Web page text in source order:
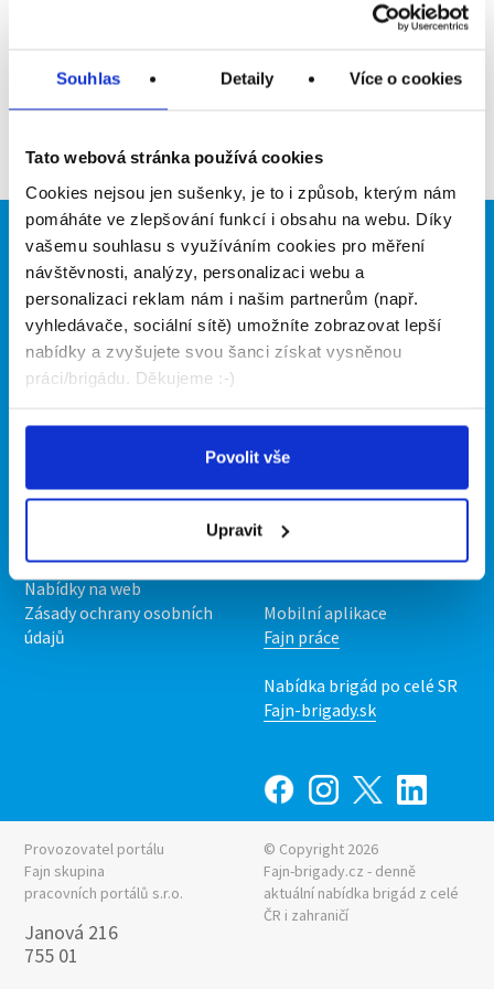
Souhlas Detaily Více o cookies
Tato webová stránka používá cookies
Cookies nejsou jen sušenky, je to i způsob, kterým nám
pomáháte ve zlepšování funkcí i obsahu na webu. Díky
vašemu souhlasu s využíváním cookies pro měření
návštěvnosti, analýzy, personalizaci webu a
personalizaci reklam nám i našim partnerům (např.
vyhledávače, sociální sítě) umožníte zobrazovat lepší
nabídky a zvyšujete svou šanci získat vysněnou
práci/brigádu. Děkujeme :-)
Povolit vše
Upravit
Brigádníci
Články
Hledané brigády
Firmy
Vložit inzerát
Ceník
Propagace
O portálu
O nás
Upravit předvolby cookies
Statistiky pro média
Nabídky na web
Zásady ochrany osobních
údajů
Naše další projekty
Mobilní aplikace
Fajn brigády
Nabídka práce z celé ČR
INwork.cz
Mobilní aplikace
Fajn práce
Nabídka brigád po celé SR
Fajn-brigady.sk
Provozovatel portálu
Fajn skupina
pracovních portálů s.r.o.
Janová 216
755 01
© Copyright 2026
Fajn-brigady.cz - denně
aktuální nabídka brigád z celé
ČR i zahraničí